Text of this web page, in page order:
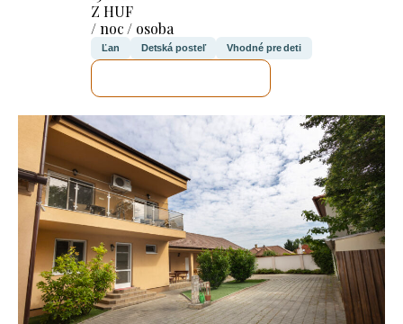
Z HUF
/ noc / osoba
Ľan Detská posteľ Vhodné pre deti